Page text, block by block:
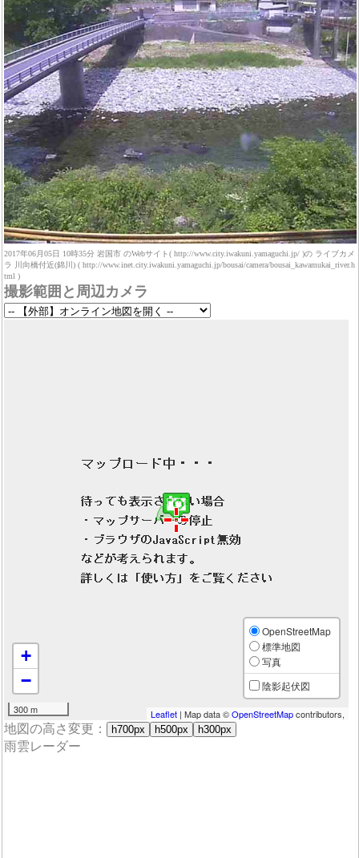
2017年06月05日 10時35分 岩国市 のWebサイト( http://www.city.iwakuni.yamaguchi.jp/ )の ライブカメ
ラ 川向橋付近(錦川) ( http://www.inet.city.iwakuni.yamaguchi.jp/bousai/camera/bousai_kawamukai_river.h
tml )
撮影範囲と周辺カメラ
+
−
300 m
OpenStreetMap
標準地図
写真
陰影起伏図
Leaflet | Map data ©OpenStreetMapcontributors,
地図の高さ変更： h700px h500px h300px
雨雲レーダー